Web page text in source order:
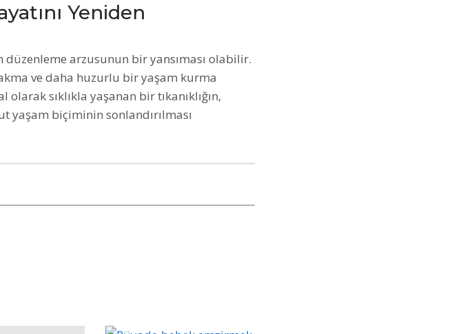
Yeniden
düzenleme arzusunun bir yansıması olabilir.
ve daha huzurlu bir yaşam kurma
sıklıkla yaşanan bir tıkanıklığın,
yaşam biçiminin sonlandırılması